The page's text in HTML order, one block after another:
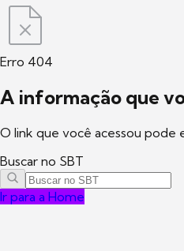
Erro 404
A informação que
O link que você acessou pode
Buscar no SBT
Ir para a Home